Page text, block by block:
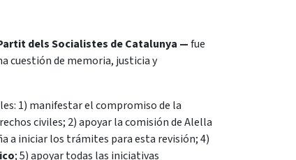
dels Socialistes de Catalunya —fue
cuestión de memoria, justicia y
1) manifestar el compromiso de la
civiles; 2) apoyar la comisión de Alella
a iniciar los trámites para esta revisión; 4)
; 5) apoyar todas las iniciativas